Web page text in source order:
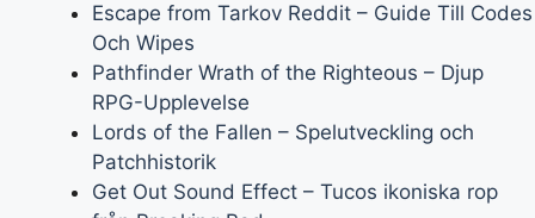
Escape from Tarkov Reddit – Guide Till Codes
Och Wipes
Pathfinder Wrath of the Righteous – Djup
RPG-Upplevelse
Lords of the Fallen – Spelutveckling och
Patchhistorik
Get Out Sound Effect – Tucos ikoniska rop